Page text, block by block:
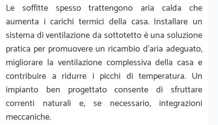
Le soffitte spesso trattengono aria calda che
aumenta i carichi termici della casa. Installare un
sistema di ventilazione da sottotetto è una soluzione
pratica per promuovere un ricambio d'aria adeguato,
migliorare la ventilazione complessiva della casa e
contribuire a ridurre i picchi di temperatura. Un
impianto ben progettato consente di sfruttare
correnti naturali e, se necessario, integrazioni
meccaniche.